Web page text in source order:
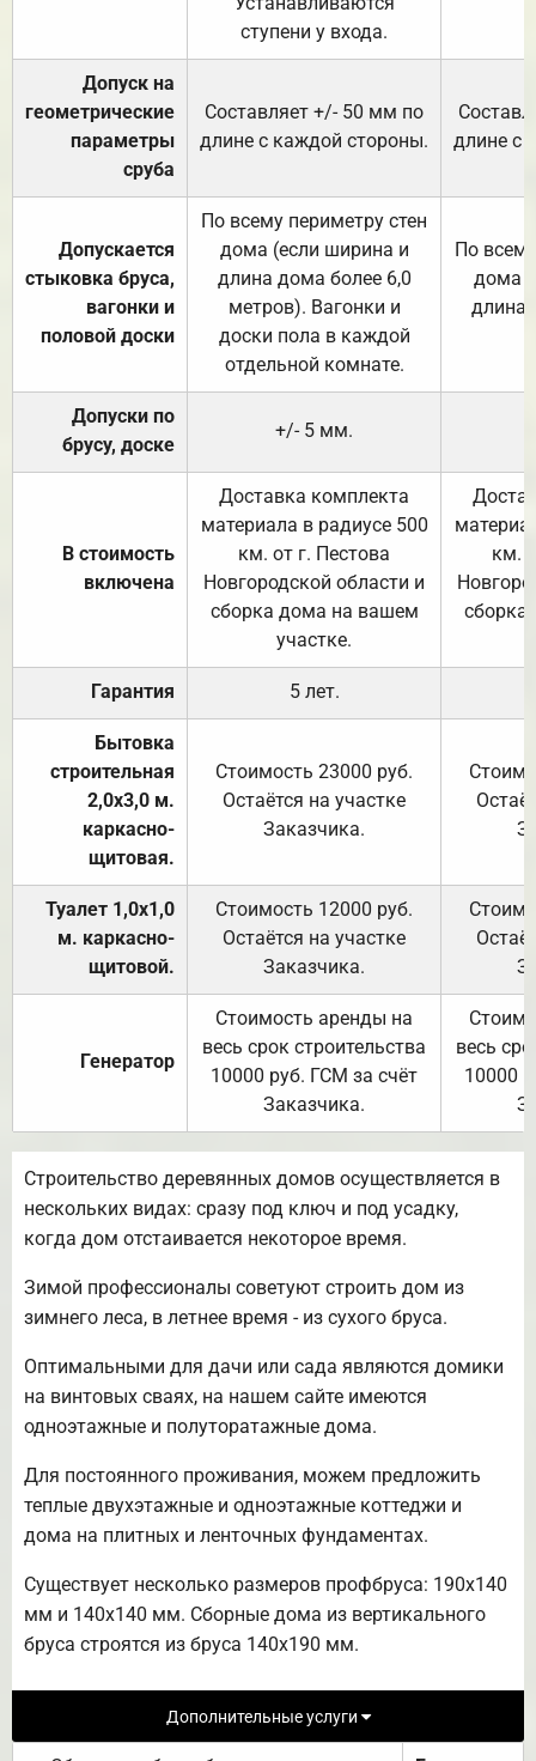
ступени у входа.
Допуск на
геометрические
параметры
сруба
Составляет +/- 50 мм по
длине с каждой стороны.
длине с
Допускается
стыковка бруса,
вагонки и
половой доски
По всему периметру стен
дома (если ширина и
длина дома более 6,0
метров). Вагонки и
доски пола в каждой
отдельной комнате.
По
дома
длина
Допуски по
брусу, доске
+/- 5 мм.
В стоимость
включена
Доставка комплекта
материала в радиусе 500
км. от г. Пестова
Новгородской области и
сборка дома на вашем
участке.
км.
Гарантия 5 лет.
Бытовка
строительная
2,0х3,0 м.
каркасно-
щитовая.
Стоимость 23000 руб.
Остаётся на участке
Заказчика.
Туалет 1,0х1,0
м. каркасно-
щитовой.
Стоимость 12000 руб.
Остаётся на участке
Заказчика.
Генератор
Стоимость аренды на
весь срок строительства
10000 руб. ГСМ за счёт
Заказчика.
весь
10000
Строительство деревянных домов осуществляется в
нескольких видах: сразу под ключ и под усадку,
когда дом отстаивается некоторое время.
Зимой профессионалы советуют строить дом из
зимнего леса, в летнее время - из сухого бруса.
Оптимальными для дачи или сада являются домики
на винтовых сваях, на нашем сайте имеются
одноэтажные и полуторатажные дома.
Для постоянного проживания, можем предложить
теплые двухэтажные и одноэтажные коттеджи и
дома на плитных и ленточных фундаментах.
Существует несколько размеров профбруса: 190х140
мм и 140х140 мм. Сборные дома из вертикального
бруса строятся из бруса 140х190 мм.
Дополнительные услуги